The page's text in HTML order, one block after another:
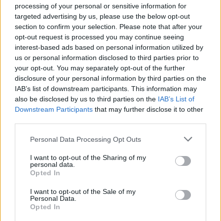
processing of your personal or sensitive information for
targeted advertising by us, please use the below opt-out
section to confirm your selection. Please note that after your
opt-out request is processed you may continue seeing
interest-based ads based on personal information utilized by
us or personal information disclosed to third parties prior to
your opt-out. You may separately opt-out of the further
disclosure of your personal information by third parties on the
IAB’s list of downstream participants. This information may
also be disclosed by us to third parties on the IAB’s List of
Downstream Participants that may further disclose it to other
Personal Data Processing Opt Outs
I want to opt-out of the Sharing of my
personal data.
Opted In
I want to opt-out of the Sale of my
Personal Data.
Opted In